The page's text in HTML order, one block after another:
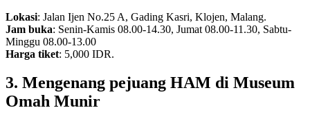
Lokasi: Jalan Ijen No.25 A, Gading Kasri, Klojen, Malang.
Jam buka: Senin-Kamis 08.00-14.30, Jumat 08.00-11.30, Sabtu-
Minggu 08.00-13.00
Harga tiket: 5,000 IDR.
3. Mengenang pejuang HAM di Museum
Omah Munir